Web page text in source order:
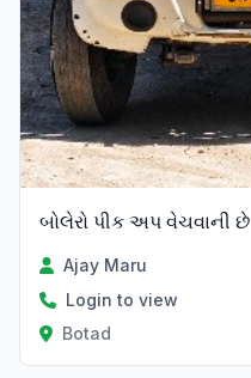
બોલેરો પીક અપ વેચવાની છે
Ajay Maru
Login to view
Botad